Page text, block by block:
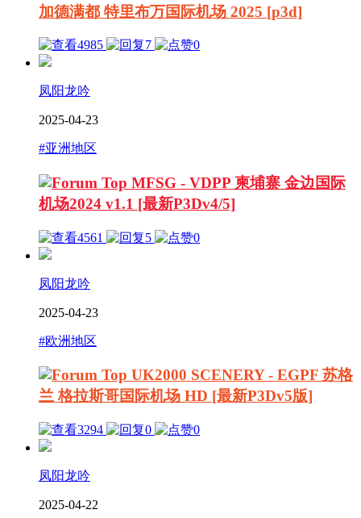
加德满都 特里布万国际机场 2025 [p3d]
4985 7 0
凤阳龙吟
2025-04-23
#亚洲地区
MFSG - VDPP 柬埔寨 金边国际
机场2024 v1.1 [最新P3Dv4/5]
4561 5 0
凤阳龙吟
2025-04-23
#欧洲地区
UK2000 SCENERY - EGPF 苏格
兰 格拉斯哥国际机场 HD [最新P3Dv5版]
3294 0 0
凤阳龙吟
2025-04-22